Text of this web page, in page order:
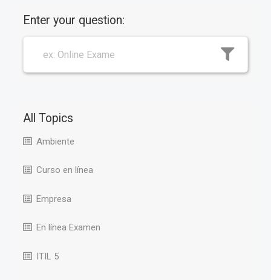
Enter your question:
All Topics
Ambiente
Curso en línea
Empresa
En línea Examen
ITIL 5